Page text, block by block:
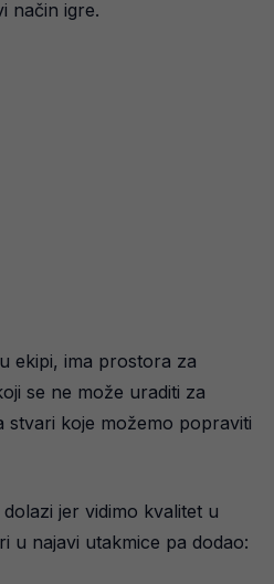
način igre.
ekipi, ima prostora za
se ne može uraditi za
stvari koje možemo popraviti
jer vidimo kvalitet u
u najavi utakmice pa dodao: